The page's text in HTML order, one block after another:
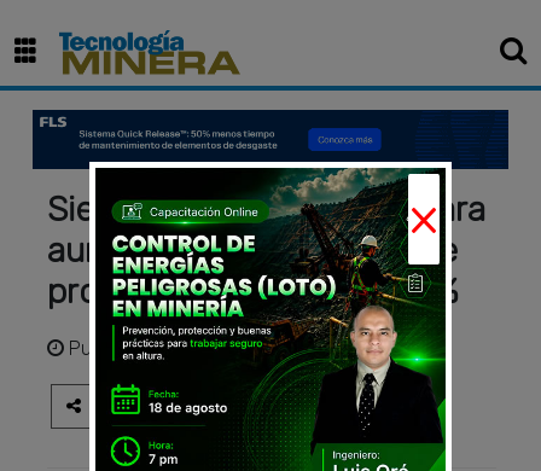
Sierra Gorda se prepara para
aumentar su capacidad de
procesamiento en un 25 %
Publicadohace 1 mes
×